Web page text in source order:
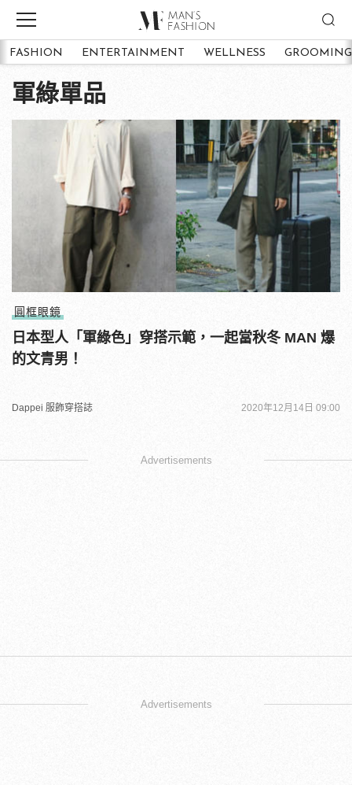
FASHION ENTERTAINMENT WELLNESS GROOMING
軍綠單品
圓框眼鏡
日本型人「軍綠色」穿搭示範，一起當秋冬 MAN 爆
的文青男！
Dappei 服飾穿搭誌 2020年12月14日 09:00
Advertisements
Advertisements